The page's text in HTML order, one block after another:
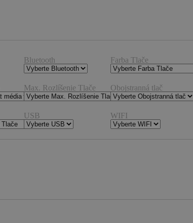
Bluetooth Farba Tlače
Max. Rozlíšenie Tlače Obojstranná tlač
USB WIFI